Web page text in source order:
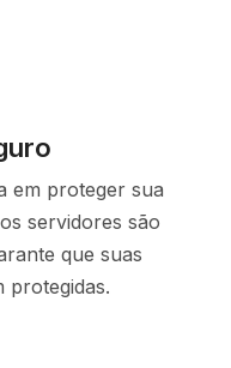
em proteger sua
servidores são
que suas
protegidas.